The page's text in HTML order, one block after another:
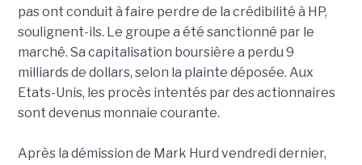
pas ont conduit à faire perdre de la crédibilité à HP,
soulignent-ils. Le groupe a été sanctionné par le
marché. Sa capitalisation boursière a perdu 9
milliards de dollars, selon la plainte déposée. Aux
Etats-Unis, les procès intentés par des actionnaires
sont devenus monnaie courante.
Après la démission de Mark Hurd vendredi dernier,